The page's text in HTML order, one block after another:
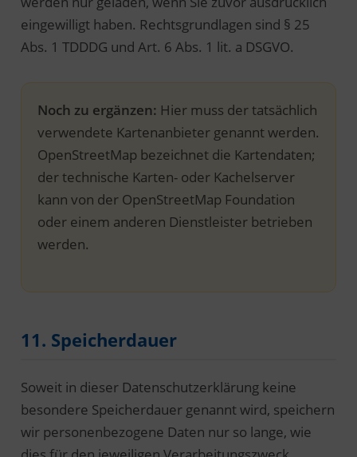
eingewilligt haben. Rechtsgrundlagen sind § 25
Abs. 1 TDDDG und Art. 6 Abs. 1 lit. a DSGVO.
Noch zu ergänzen: Hier muss der tatsächlich
verwendete Kartenanbieter genannt werden.
OpenStreetMap bezeichnet die Kartendaten;
der technische Karten- oder Kachelserver
kann von der OpenStreetMap Foundation
oder einem anderen Dienstleister betrieben
werden.
11. Speicherdauer
Soweit in dieser Datenschutzerklärung keine
besondere Speicherdauer genannt wird, speichern
wir personenbezogene Daten nur so lange, wie